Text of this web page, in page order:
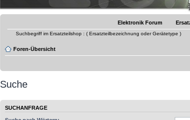
Elektronik Forum
Suchbegriff im Ersatzteilshop : ( Ersatzteilbezeichnung oder Gerätetype )
Foren-Übersicht
Suche
SUCHANFRAGE